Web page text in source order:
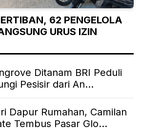
62 PENGELOLA
URUS IZIN
Ditanam BRI Peduli
Pesisir dari An...
Dapur Rumahan, Camilan
Tembus Pasar Glo...